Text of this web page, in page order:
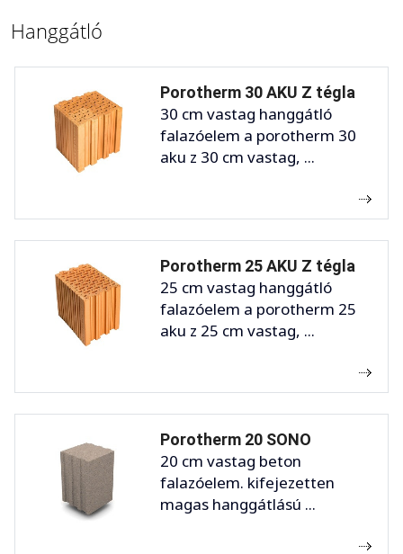
Hanggátló
Porotherm 30 AKU Z tégla
30 cm vastag hanggátló
falazóelem a porotherm 30
aku z 30 cm vastag, ...
Porotherm 25 AKU Z tégla
25 cm vastag hanggátló
falazóelem a porotherm 25
aku z 25 cm vastag, ...
Porotherm 20 SONO
20 cm vastag beton
falazóelem. kifejezetten
magas hanggátlású ...